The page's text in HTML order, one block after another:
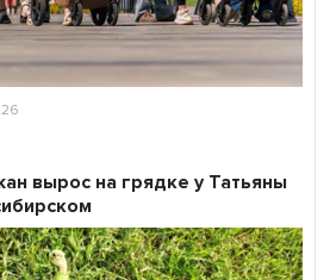
вырос на грядке у Татьяны